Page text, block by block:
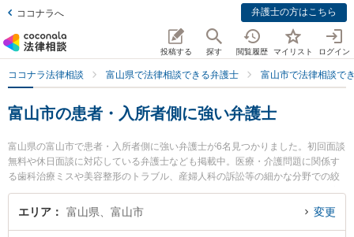
ココナラへ 弁護士の方はこちら
投稿する 探す 閲覧履歴 マイリスト ログイン
ココナラ法律相談 富山県で法律相談できる弁護士 富山市で法律相談で
富山市の患者・入所者側に強い弁護士
富山県の富山市で患者・入所者側に強い弁護士が6名見つかりました。初回面談
無料や休日面談に対応している弁護士なども掲載中。医療・介護問題に関係す
る歯科治療ミスや美容整形のトラブル、産婦人科の訴訟等の細かな分野での絞
り込み検索もでき便利です。特に脇法律事務所の脇 徹弁護士や法律事務所Z 富
山オフィスの伊藤 建弁護士、深水法律事務所の深水 信行弁護士のプロフィール
エリア 富山県、富山市 変更